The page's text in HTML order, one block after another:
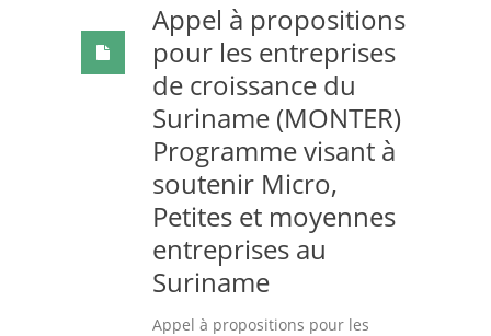
Appel à propositions
pour les entreprises
de croissance du
Suriname (MONTER)
Programme visant à
soutenir Micro,
Petites et moyennes
entreprises au
Suriname
Appel à propositions pour les